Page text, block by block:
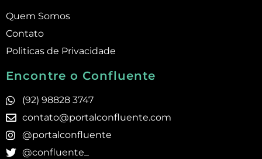
Quem Somos
Contato
Politicas de Privacidade
Encontre o Confluente
(92) 98828 3747
contato@portalconfluente.com
@portalconfluente
@confluente_